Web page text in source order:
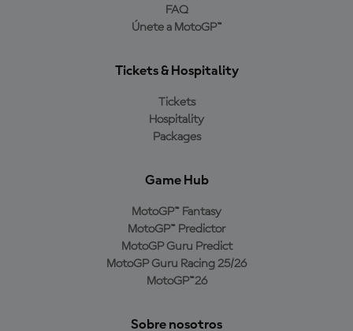
FAQ
Únete a MotoGP™
Tickets & Hospitality
Tickets
Hospitality
Packages
Game Hub
MotoGP™ Fantasy
MotoGP™ Predictor
MotoGP Guru Predict
MotoGP Guru Racing 25/26
MotoGP™26
Sobre nosotros